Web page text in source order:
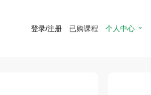
登录/注册 已购课程 个人中心 